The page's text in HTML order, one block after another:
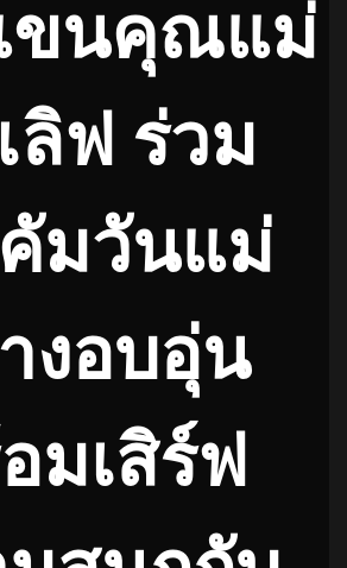
ขนคุณแม่
ลิฟ ร่วม
มวันแม่
งอบอุ่น
มเสิร์ฟ